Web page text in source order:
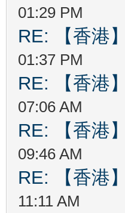
01:29 PM
RE: 【香港
01:37 PM
RE: 【香港
07:06 AM
RE: 【香港
09:46 AM
RE: 【香港
11:11 AM